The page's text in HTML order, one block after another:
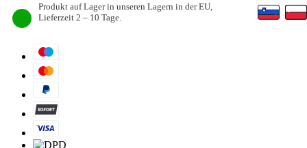
Produkt auf Lager in unseren Lagern in der EU,
Lieferzeit 2 – 10 Tage.